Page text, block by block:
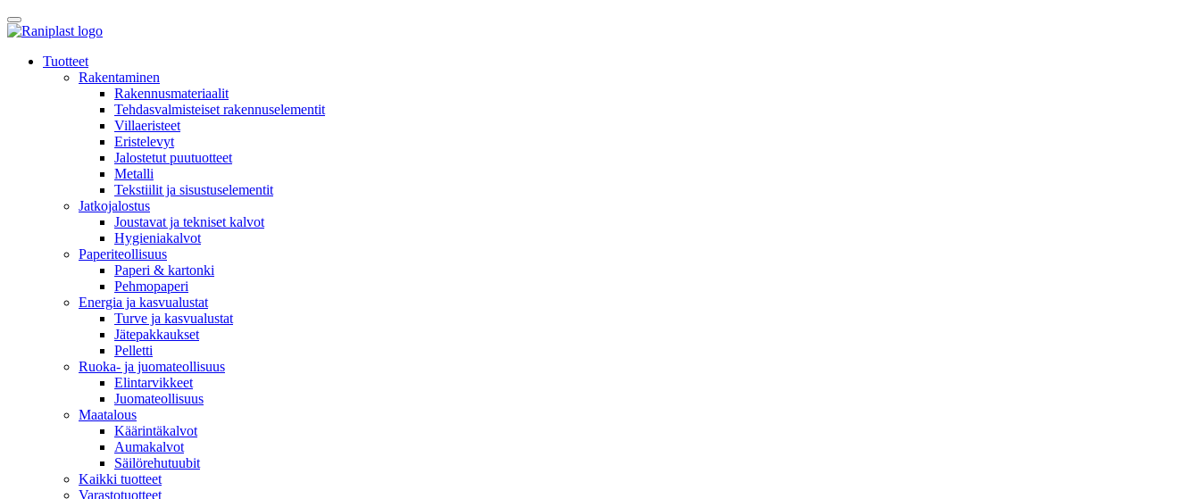
Skip
to
Tuotteet
Rakentaminen
Rakennusmateriaalit
Tehdasvalmisteiset rakennuselementit
Villaeristeet
Eristelevyt
Jalostetut puutuotteet
Metalli
Tekstiilit ja sisustuselementit
Jatkojalostus
Joustavat ja tekniset kalvot
Hygieniakalvot
Paperiteollisuus
Paperi & kartonki
Pehmopaperi
Energia ja kasvualustat
Turve ja kasvualustat
Jätepakkaukset
Pelletti
Ruoka- ja juomateollisuus
Elintarvikkeet
Juomateollisuus
Maatalous
Käärintäkalvot
Aumakalvot
Säilörehutuubit
Kaikki tuotteet
Varastotuotteet